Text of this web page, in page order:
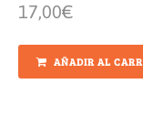
17,00€
AÑADIR AL